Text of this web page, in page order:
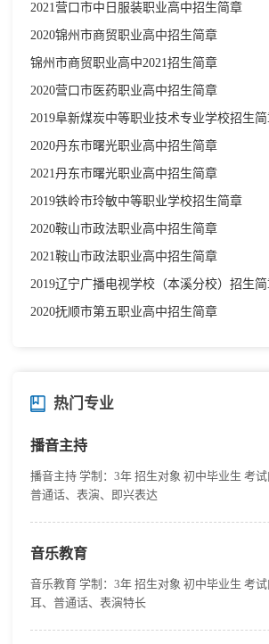
2021营口市中日服装职业高中招生简章
2020锦州市商贸职业高中招生简章
锦州市商贸职业高中2021招生简章
2020营口市医药职业高中招生简章
2019阜新煤炭中等职业技术专业学校招生
2020丹东市曙光职业高中招生简章
2021丹东市曙光职业高中招生简章
2019铁岭市玲敏中等职业学校招生简章
2020鞍山市政法职业高中招生简章
2021鞍山市政法职业高中招生简章
2019辽宁广播电视学校（本溪分校）招生
2020抚顺市第五职业高中招生简章
热门专业
播音主持
播音主持 学制：3年 招生对象 初中毕业生 考试内容 朗诵、小品、
普通话、表演、即兴表达
音乐教育
音乐教育 学制：3年 招生对象 初中毕业生 考试内容 钢琴、视唱练
耳、普通话、表演特长